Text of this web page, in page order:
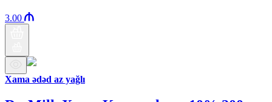
3.00
Xama ədəd az yağlı